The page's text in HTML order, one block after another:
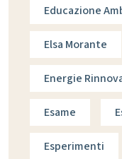
Educazione
Elsa Morante
Energie
Esame
Esperimenti